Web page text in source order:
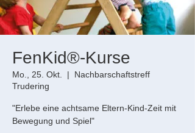
FenKid®-Kurse
Mo., 25. Okt.
  |
Nachbarschaftstreff
Trudering
"Erlebe eine achtsame Eltern-Kind-Zeit mit
Bewegung und Spiel"